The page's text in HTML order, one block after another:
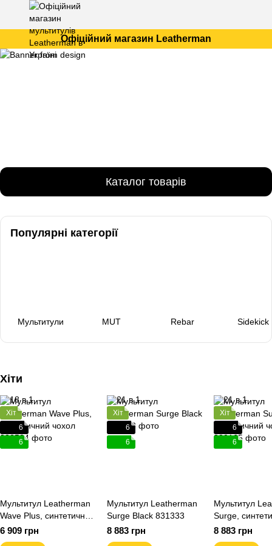
Офіційний магазин Leatherman
Каталог товарів
Популярні категорії
Мультитули MUT Rebar Sidekick
Хіти
Хіт
6
6
Мультитул Leatherman
Wave Plus, синтетичний
чохол 832524
6 909 грн
Хіт
6
6
Мультитул Leatherman
Surge Black 831333
8 883 грн
Хіт
6
6
Мультитул
Surge,
чохол 830165
8 883 грн